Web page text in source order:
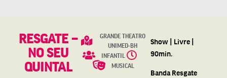
RESGATE –
NO SEU
QUINTAL
GRANDE THEATRO
UNIMED-BH
INFANTIL
MUSICAL
Show | Livre |
90min.
Banda Resgate